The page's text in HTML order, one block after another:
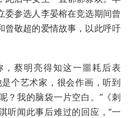
委参选人李晏榕在竞选期间曾
曾敬超的爱情故事，以此呼吁
蔡明亮得知这一噩耗后表
个艺术家，很会作画，听到
？我的脑袋一片空白。”《刺
听闻此事后难过的回应，“一